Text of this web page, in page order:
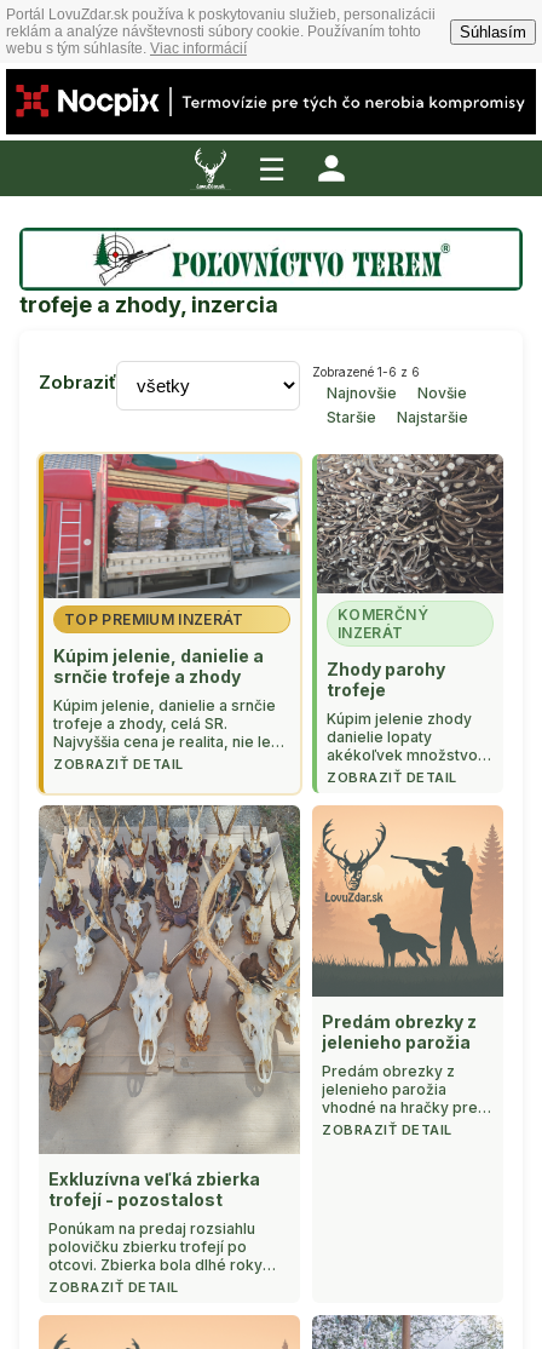
Portál LovuZdar.sk používa k poskytovaniu služieb, personalizácii
reklám a analýze návštevnosti súbory cookie. Používaním tohto
webu s tým súhlasíte. Viac informácií
Súhlasím
☰
trofeje a zhody, inzercia
Zobraziť Zobrazené 1-6 z 6
Najnovšie
Novšie
Staršie
Najstaršie
TOP PREMIUM INZERÁT
Kúpim jelenie, danielie a
srnčie trofeje a zhody
Kúpim jelenie, danielie a srnčie
trofeje a zhody, celá SR.
Najvyššia cena je realita, nie len
sľuby. Pre tovar prídem po
Rýchlo, korektne, transparentne
a spoľahlivo ...
ZOBRAZIŤ DETAIL
KOMERČNÝ
INZERÁT
Zhody parohy
trofeje
Kúpim jelenie zhody
danielie lopaty
akékoľvek množstvo a
kvalita.Čestne a
Viac informácií tel-
0907456243 ...
ZOBRAZIŤ DETAIL
Exkluzívna veľká zbierka
trofejí - pozostalost
Ponúkam na predaj rozsiahlu
polovičku zbierku trofejí po
otcovi. Zbierka bola dlhé roky
vystavená v interiéri a obsahuje
Vzhľadom na rozsah a kvalitu
podloziek je ...
ZOBRAZIŤ DETAIL
Predám obrezky z
jelenieho parožia
Predám obrezky z
jelenieho parožia
vhodné na hračky pre
psov ...
ZOBRAZIŤ DETAIL